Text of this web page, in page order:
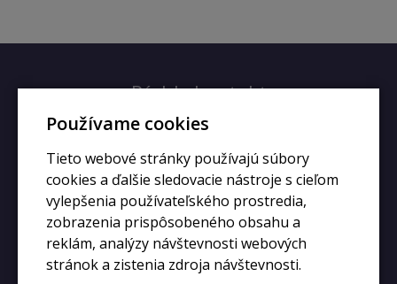
Rýchly kontakt
info@kupiphone.cz
Používame cookies
Tieto webové stránky používajú súbory
cookies a ďalšie sledovacie nástroje s cieľom
vylepšenia používateľského prostredia,
zobrazenia prispôsobeného obsahu a
reklám, analýzy návštevnosti webových
stránok a zistenia zdroja návštevnosti.